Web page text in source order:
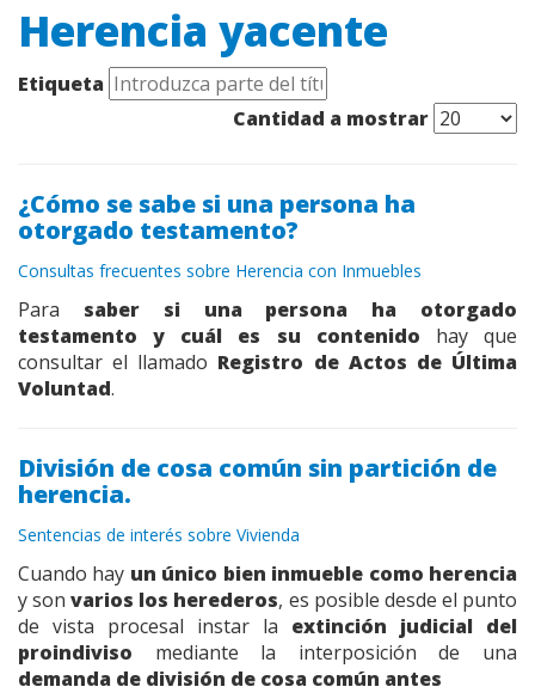
Herencia yacente
Etiqueta
Cantidad a mostrar
¿Cómo se sabe si una persona ha
otorgado testamento?
Consultas frecuentes sobre Herencia con Inmuebles
Para saber si una persona ha otorgado
testamento y cuál es su contenido hay que
consultar el llamado Registro de Actos de Última
Voluntad.
División de cosa común sin partición de
herencia.
Sentencias de interés sobre Vivienda
Cuando hay un único bien inmueble como herencia
y sonvarios los herederos, es posible desde el punto
de vista procesal instar la extinción judicial del
proindiviso mediante la interposición de una
demanda de división de cosa común antes